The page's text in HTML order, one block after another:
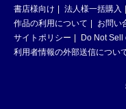
書店様向け
法人様一括購入
作品の利用について
お問い
サイトポリシー
Do Not
利用者情報の外部送信につい